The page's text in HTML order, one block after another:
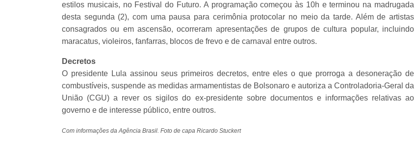
estilos musicais, no Festival do Futuro. A programação começou às 10h e terminou na madrugada
desta segunda (2), com uma pausa para cerimônia protocolar no meio da tarde. Além de artistas
consagrados ou em ascensão, ocorreram apresentações de grupos de cultura popular, incluindo
maracatus, violeiros, fanfarras, blocos de frevo e de carnaval entre outros.
Decretos
O presidente Lula assinou seus primeiros decretos, entre eles o que prorroga a desoneração de
combustíveis, suspende as medidas armamentistas de Bolsonaro e autoriza a Controladoria-Geral da
União (CGU) a rever os sigilos do ex-presidente sobre documentos e informações relativas ao
governo e de interesse público, entre outros.
Com informações da Agência Brasil. Foto de capa Ricardo Stuckert